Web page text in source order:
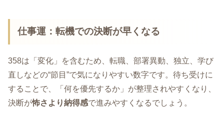
仕事運：転機での決断が早くなる
358は「変化」を含むため、転職、部署異動、独立、学び
直しなどの“節目”で気になりやすい数字です。待ち受けに
することで、「何を優先するか」が整理されやすくなり、
決断が怖さより納得感で進みやすくなるでしょう。